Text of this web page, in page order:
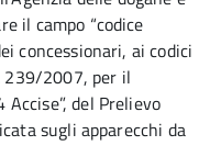
il campo “codice
concessionari, ai codici
2007, per il
del Prelievo
sugli apparecchi da